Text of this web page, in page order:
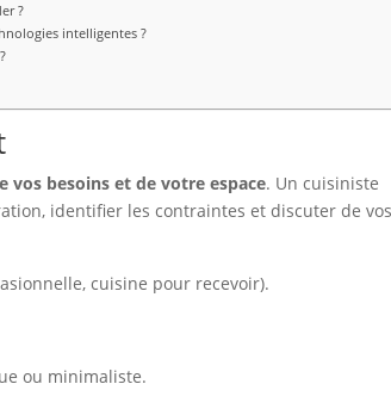
?
intelligentes ?
vos besoins et de votre espace. Un cuisiniste
identifier les contraintes et discuter de
cuisine pour recevoir).
ou minimaliste.